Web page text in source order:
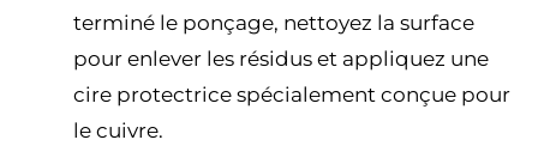
terminé le ponçage, nettoyez la surface
pour enlever les résidus et appliquez une
cire protectrice spécialement conçue pour
le cuivre.